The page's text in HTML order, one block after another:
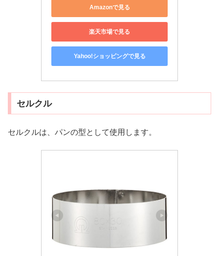
Amazonで見る
楽天市場で見る
Yahoo!ショッピングで見る
セルクル
セルクルは、パンの型として使用します。